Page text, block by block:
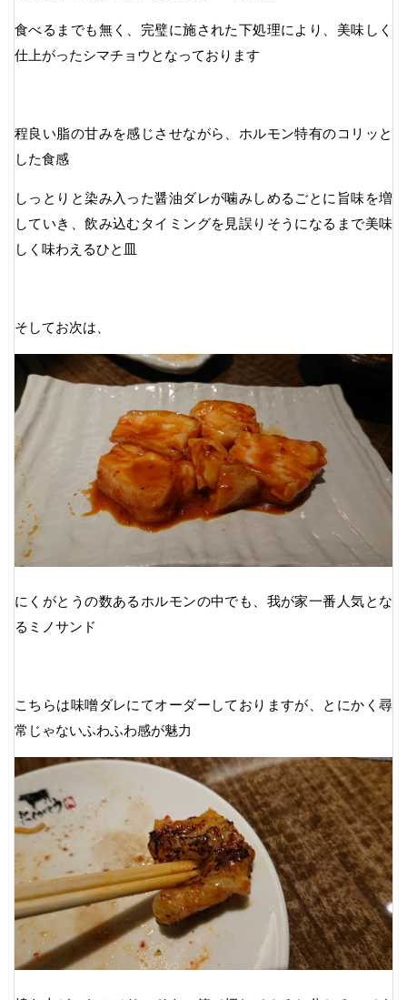
食べるまでも無く、完璧に施された下処理により、美味しく
仕上がったシマチョウとなっております
程良い脂の甘みを感じさせながら、ホルモン特有のコリッと
した食感
しっとりと染み入った醤油ダレが噛みしめるごとに旨味を増
していき、飲み込むタイミングを見誤りそうになるまで美味
しく味わえるひと皿
そしてお次は、
にくがとうの数あるホルモンの中でも、我が家一番人気とな
るミノサンド
こちらは味噌ダレにてオーダーしておりますが、とにかく尋
常じゃないふわふわ感が魅力